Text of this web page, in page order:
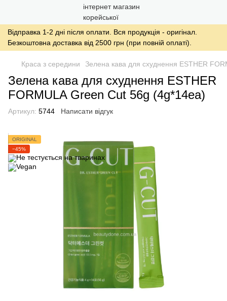
Відправка 1-2 дні після оплати. Вся продукція - оригінал.
Безкоштовна доставка від 2500 грн (при повній оплаті).
Краса з середини Зелена кава для схуднення ESTHER
Зелена кава для схуднення ESTHER
FORMULA Green Cut 56g (4g*14ea)
Артикул: 5744 Написати відгук
ORIGINAL
−45%